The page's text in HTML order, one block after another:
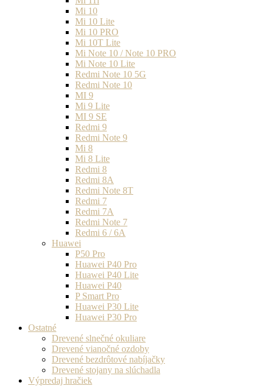
Mi 10
Mi 10 Lite
Mi 10 PRO
Mi 10T Lite
Mi Note 10 / Note 10 PRO
Mi Note 10 Lite
Redmi Note 10 5G
Redmi Note 10
MI 9
Mi 9 Lite
MI 9 SE
Redmi 9
Redmi Note 9
Mi 8
Mi 8 Lite
Redmi 8
Redmi 8A
Redmi Note 8T
Redmi 7
Redmi 7A
Redmi Note 7
Redmi 6 / 6A
Huawei
P50 Pro
Huawei P40 Pro
Huawei P40 Lite
Huawei P40
P Smart Pro
Huawei P30 Lite
Huawei P30 Pro
Ostatné
Drevené slnečné okuliare
Drevené vianočné ozdoby
Drevené bezdrôtové nabíjačky
Drevené stojany na slúchadla
Výpredaj hračiek